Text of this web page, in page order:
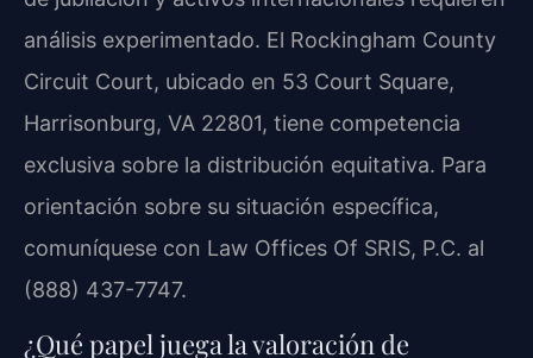
análisis experimentado. El Rockingham County
Circuit Court, ubicado en 53 Court Square,
Harrisonburg, VA 22801, tiene competencia
exclusiva sobre la distribución equitativa. Para
orientación sobre su situación específica,
comuníquese con Law Offices Of SRIS, P.C. al
(888) 437-7747.
¿Qué papel juega la valoración de